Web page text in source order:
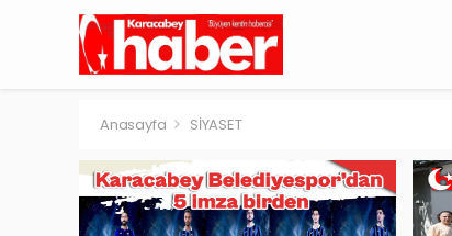
Anasayfa SİYASET